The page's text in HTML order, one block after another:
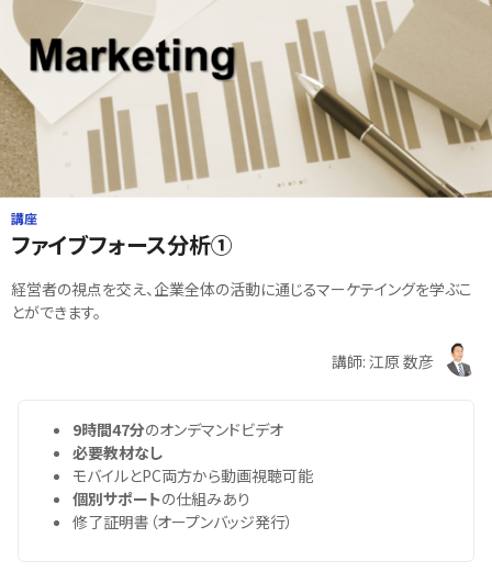
講座
ファイブフォース分析①
経営者の視点を交え、企業全体の活動に通じるマーケテイングを学ぶこ
とができます。
講師: 江原 数彦
9時間47分のオンデマンドビデオ
必要教材なし
モバイルとPC両方から動画視聴可能
個別サポートの仕組みあり
修了証明書（オープンバッジ発行）